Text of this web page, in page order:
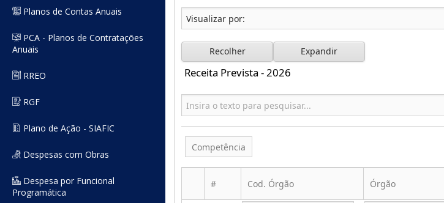
Planos de Contas Anuais
PCA - Planos de Contratações
Anuais
RREO
RGF
Plano de Ação - SIAFIC
Despesas com Obras
Despesa por Funcional
Programática